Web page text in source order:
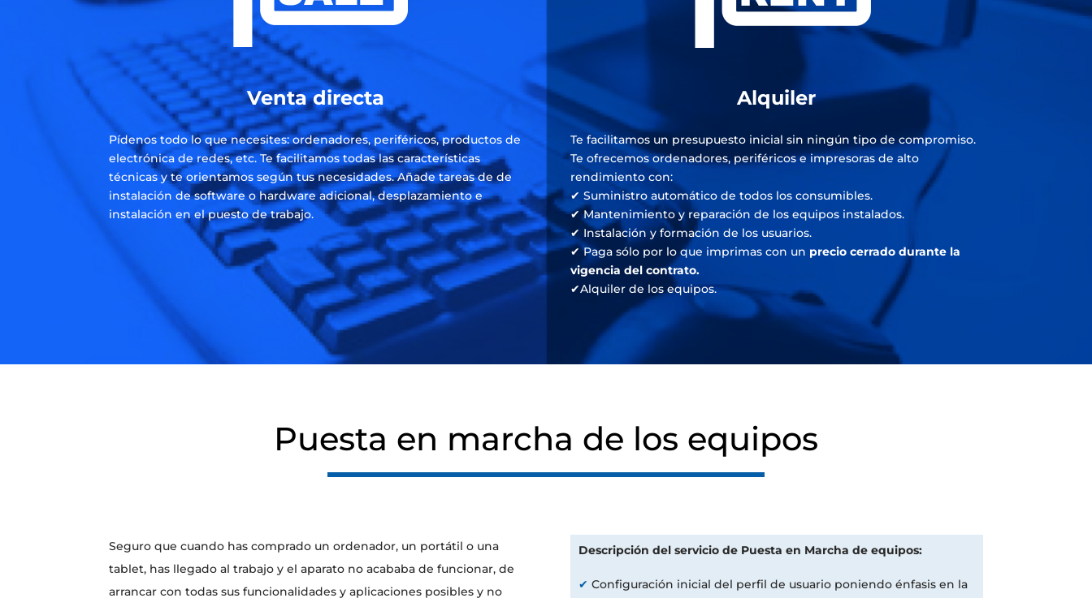
Venta directa
Pídenos todo lo que necesites: ordenadores, periféricos, productos de
electrónica de redes, etc. Te facilitamos todas las características
técnicas y te orientamos según tus necesidades. Añade tareas de de
instalación de software o hardware adicional, desplazamiento e
instalación en el puesto de trabajo.
Alquiler
Te facilitamos un presupuesto inicial sin ningún tipo de compromiso.
Te ofrecemos ordenadores, periféricos e impresoras de alto
rendimiento con:
✔ Suministro automático de todos los consumibles.
✔ Mantenimiento y reparación de los equipos instalados.
✔ Instalación y formación de los usuarios.
✔ Paga sólo por lo que imprimas con un precio cerrado durante la
vigencia del contrato.
✔Alquiler de los equipos.
Puesta en marcha de los equipos
Seguro que cuando has comprado un ordenador, un portátil o una
tablet, has llegado al trabajo y el aparato no acababa de funcionar, de
arrancar con todas sus funcionalidades y aplicaciones posibles y no
Descripción del servicio de Puesta en Marcha de equipos:
✔ Configuración inicial del perfil de usuario poniendo énfasis en la